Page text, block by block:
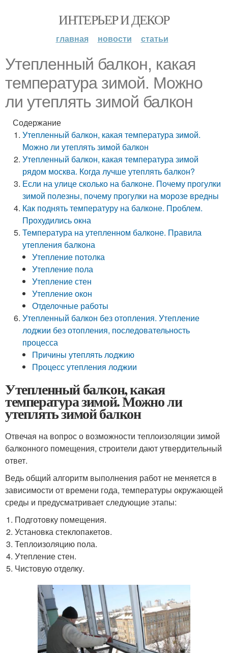
ИНТЕРЬЕР И ДЕКОР
главная новости статьи
Утепленный балкон, какая
температура зимой. Можно
ли утеплять зимой балкон
Содержание
Утепленный балкон, какая температура зимой.
Можно ли утеплять зимой балкон
Утепленный балкон, какая температура зимой
рядом москва. Когда лучше утеплять балкон?
Если на улице сколько на балконе. Почему прогулки
зимой полезны, почему прогулки на морозе вредны
Как поднять температуру на балконе. Проблем.
Прохудились окна
Температура на утепленном балконе. Правила
утепления балкона
Утепление потолка
Утепление пола
Утепление стен
Утепление окон
Отделочные работы
Утепленный балкон без отопления. Утепление
лоджии без отопления, последовательность
процесса
Причины утеплять лоджию
Процесс утепления лоджии
Утепленный балкон, какая
температура зимой. Можно ли
утеплять зимой балкон
Отвечая на вопрос о возможности теплоизоляции зимой
балконного помещения, строители дают утвердительный
ответ.
Ведь общий алгоритм выполнения работ не меняется в
зависимости от времени года, температуры окружающей
среды и предусматривает следующие этапы:
Подготовку помещения.
Установка стеклопакетов.
Теплоизоляцию пола.
Утепление стен.
Чистовую отделку.